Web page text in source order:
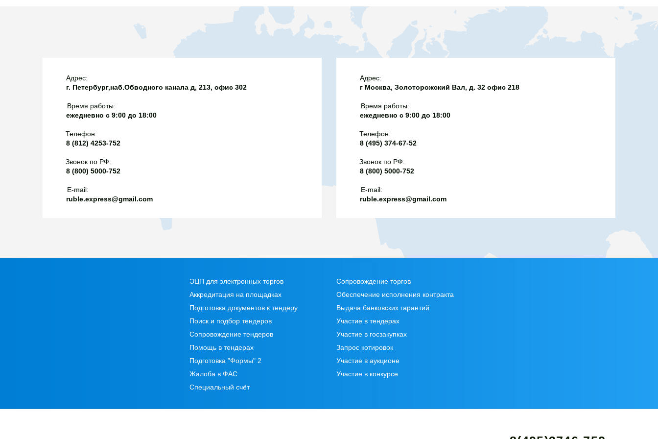
настолько высоко, что могут возникнуть
проблемы с запуском, а двигатель будет
работать нестабильно. Топливо «Евро-2»
можно использовать только на автомобилях,
выпущенных до 2000 года при условии, что
на колонках или заправочных пистолетах,
не совсем актуальной. При возникновении
Адрес:
г. Петербург,наб.Обводного канала д, 213, офис 302
Время работы:
ежедневно с 9:00 до 18:00
Телефон:
8 (812) 4253-752
Звонок по РФ:
8 (800) 5000-752
E-mail:
ruble.express@gmail.com
Адрес:
г Москва, Золоторожский Вал, д. 32 офис 218
Время работы:
ежедневно с 9:00 до 18:00
Телефон:
8 (495) 374-67-52
Звонок по РФ:
8 (800) 5000-752
E-mail:
ruble.express@gmail.com
ЭЦП для электронных торгов
Аккредитация на площадках
Подготовка документов к тендеру
Поиск и подбор тендеров
Сопровождение тендеров
Помощь в тендерах
Подготовка "Формы" 2
Жалоба в ФАС
Специальный счёт
Сопровождение торгов
Обеспечение исполнения контракта
Выдача банковских гарантий
Участие в тендерах
Участие в госзакупках
Запрос котировок
Участие в аукционе
Участие в конкурсе